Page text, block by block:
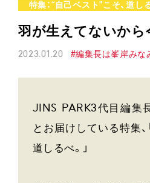
特集：“自己ベスト”こそ、道し
羽が生えてないから
2023.01.20 #編集長は峯岸みな
JINS PARK3代目編集
とお届けしている特集、
道しるべ。」